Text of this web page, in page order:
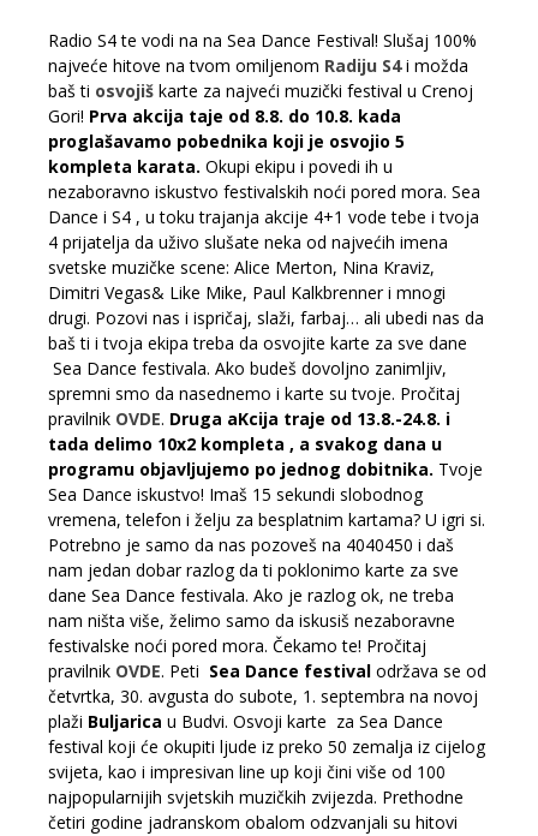
Radio S4 te vodi na na Sea Dance Festival! Slušaj 100%
najveće hitove na tvom omiljenom Radiju S4i možda
baš ti osvojiš karte za najveći muzički festival u Crenoj
Gori! Prva akcija taje od 8.8. do 10.8. kada
proglašavamo pobednika koji je osvojio 5
kompleta karata. Okupi ekipu i povedi ih u
nezaboravno iskustvo festivalskih noći pored mora. Sea
Dance i S4 , u toku trajanja akcije 4+1 vode tebe i tvoja
4 prijatelja da uživo slušate neka od najvećih imena
svetske muzičke scene: Alice Merton, Nina Kraviz,
Dimitri Vegas& Like Mike, Paul Kalkbrenner i mnogi
drugi. Pozovi nas i ispričaj, slaži, farbaj… ali ubedi nas da
baš ti i tvoja ekipa treba da osvojite karte za sve dane
Sea Dance festivala. Ako budeš dovoljno zanimljiv,
spremni smo da nasednemo i karte su tvoje. Pročitaj
pravilnik OVDE. Druga aKcija traje od 13.8.-24.8. i
tada delimo 10x2 kompleta , a svakog dana u
programu objavljujemo po jednog dobitnika. Tvoje
Sea Dance iskustvo! Imaš 15 sekundi slobodnog
vremena, telefon i želju za besplatnim kartama? U igri si.
Potrebno je samo da nas pozoveš na 4040450 i daš
nam jedan dobar razlog da ti poklonimo karte za sve
dane Sea Dance festivala. Ako je razlog ok, ne treba
nam ništa više, želimo samo da iskusiš nezaboravne
festivalske noći pored mora. Čekamo te! Pročitaj
pravilnik OVDE. Peti Sea Dance festival održava se od
četvrtka, 30. avgusta do subote, 1. septembra na novoj
plaži Buljarica u Budvi. Osvoji karte za Sea Dance
festival koji će okupiti ljude iz preko 50 zemalja iz cijelog
svijeta, kao i impresivan line up koji čini više od 100
najpopularnijih svjetskih muzičkih zvijezda. Prethodne
četiri godine jadranskom obalom odzvanjali su hitovi